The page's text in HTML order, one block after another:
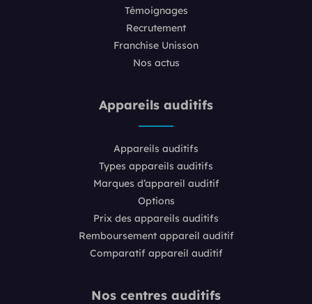
Témoignages
Recrutement
Franchise Unisson
Nos actus
Appareils auditifs
Appareils auditifs
Types appareils auditifs
Marques d’appareil auditif
Options
Prix des appareils auditifs
Remboursement appareil auditif
Comparatif appareil auditif
Nos centres auditifs